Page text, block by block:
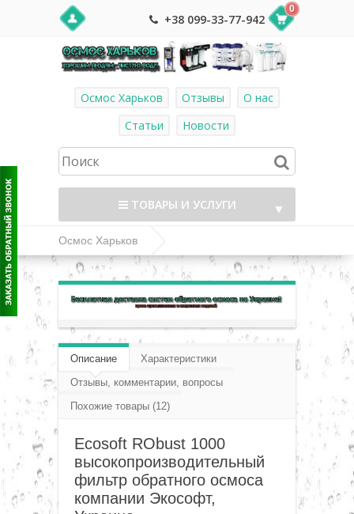
+38 099-33-77-942
0
Осмос Харьков Отзывы
О нас
Статьи
Новости
ТОВАРЫ И УСЛУГИ ▼
Осмос Харьков
Высокопроизводительные системы
обратного осмоса
Ecosoft высокопроизводительные системы
обратного осмоса
Ecosoft RObust 1000 система обратного
осмоса
Описание
Характеристики
Отзывы, комментарии, вопросы
Похожие товары (12)
Ecosoft RObust 1000
высокопроизводительный
фильтр обратного осмоса
компании Экософт,